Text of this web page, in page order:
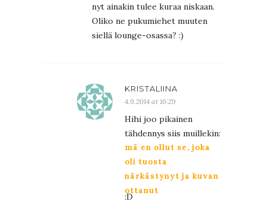
nyt ainakin tulee kuraa niskaan.
Oliko ne pukumiehet muuten
siellä lounge-osassa? :)
KRISTALIINA
4.9.2014 at 16:29
Hihi joo pikainen
tähdennys siis muillekin:
mä en ollut se, joka
oli tuosta
närkästynyt ja kuvan
ottanut
:D